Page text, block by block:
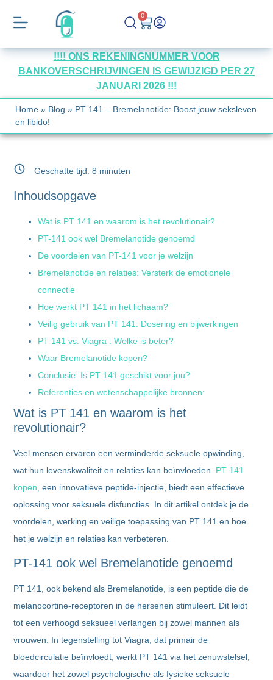
0
!!!! ONS REKENINGNUMMER VOOR
BANKOVERSCHRIJVINGEN IS GEWIJZIGD PER 27
JANUARI 2026 !!!
Home » Blog » PT 141 – Bremelanotide: Boost jouw seksleven
en libido!
Geschatte tijd:8 minuten
Inhoudsopgave
Wat is PT 141 en waarom is het revolutionair?
PT-141 ook wel Bremelanotide genoemd
De voordelen van PT-141 voor je welzijn
Bremelanotide en relaties: Versterk de emotionele
connectie
Hoe werkt PT 141 in het lichaam?
Veilig gebruik van PT 141: Dosering en bijwerkingen
PT 141 vs. Viagra : Welke is beter?
Waar Bremelanotide kopen?
Conclusie: Is PT 141 geschikt voor jou?
Referenties en wetenschappelijke bronnen:
Wat is PT 141 en waarom is het
revolutionair?
Veel mensen ervaren een verminderde seksuele opwinding,
wat hun levenskwaliteit en relaties kan beïnvloeden. PT 141
kopen, een innovatieve peptide-injectie, biedt een effectieve
oplossing voor seksuele disfuncties. In dit artikel ontdek je de
voordelen, werking en veilige toepassing van PT 141 en hoe
het je welzijn en relaties kan verbeteren.
PT-141 ook wel Bremelanotide genoemd
PT 141, ook bekend als Bremelanotide, is een peptide die de
melanocortine-receptoren in de hersenen stimuleert. Dit leidt
tot een verhoogd seksueel verlangen bij zowel mannen als
vrouwen. In tegenstelling tot Viagra, dat primair de
bloedcirculatie beïnvloedt, werkt PT 141 via het zenuwstelsel,
waardoor het zowel psychologische als fysieke seksuele